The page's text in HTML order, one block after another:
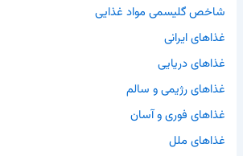
شاخص گلیسمی مواد غذایی
غذاهای ایرانی
غذاهای دریایی
غذاهای رژیمی و سالم
غذاهای فوری و آسان
غذاهای ملل